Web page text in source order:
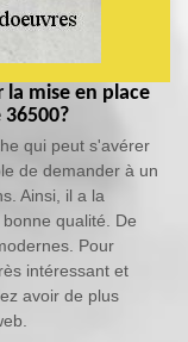
mise en place
qui peut s'avérer
de demander à un
Ainsi, il a la
qualité. De
Pour
intéressant et
avoir de plus